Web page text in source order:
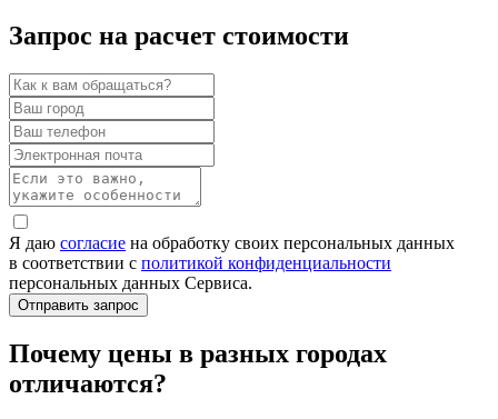
Запрос на расчет стоимости
Я даю согласие на обработку своих персональных данных
в соответствии с политикой конфиденциальности
персональных данных Сервиса.
Почему цены в разных городах
отличаются?